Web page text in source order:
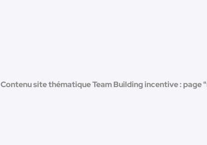
Contenu site thématique Team Building incentive :